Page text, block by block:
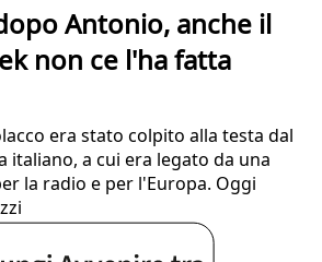
Antonio, anche il
non ce l'ha fatta
era stato colpito alla testa dal
italiano, a cui era legato da una
la radio e per l'Europa. Oggi